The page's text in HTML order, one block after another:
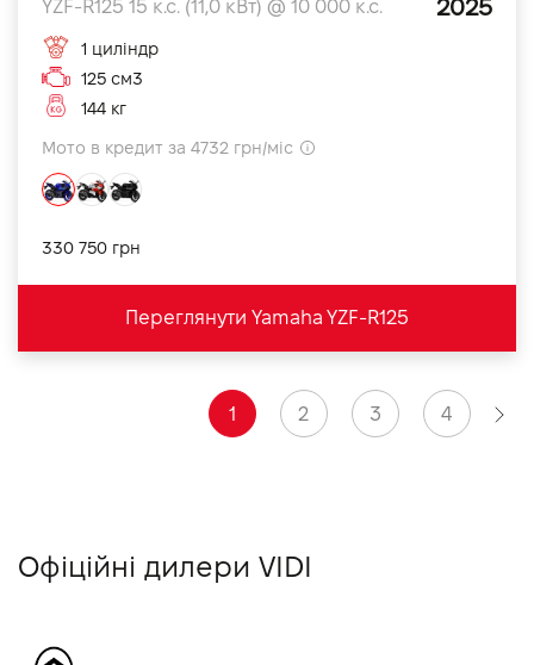
YZF-R125 15 к.с. (11,0 кВт) @ 10 000 к.с. 2025
1 циліндр
125 см3
144 кг
Мото в кредит за 4732 грн/міс
330 750 грн
Переглянути Yamaha YZF-R125
1 2 3 4
Офіційні дилери VIDI